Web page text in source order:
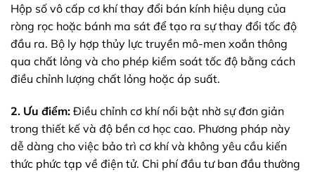
Hộp số vô cấp cơ khí thay đổi bán kính hiệu dụng của
ròng rọc hoặc bánh ma sát để tạo ra sự thay đổi tốc độ
đầu ra. Bộ ly hợp thủy lực truyền mô-men xoắn thông
qua chất lỏng và cho phép kiểm soát tốc độ bằng cách
điều chỉnh lượng chất lỏng hoặc áp suất.
2. Ưu điểm: Điều chỉnh cơ khí nổi bật nhờ sự đơn giản
trong thiết kế và độ bền cơ học cao. Phương pháp này
dễ dàng cho việc bảo trì cơ khí và không yêu cầu kiến
thức phức tạp về điện tử. Chi phí đầu tư ban đầu thường